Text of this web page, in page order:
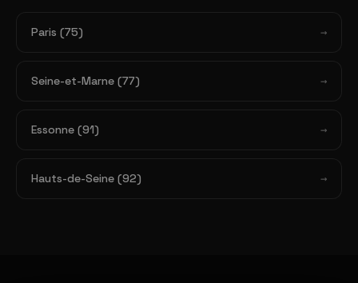
Paris (75)
Seine-et-Marne (77)
Essonne (91)
Hauts-de-Seine (92)